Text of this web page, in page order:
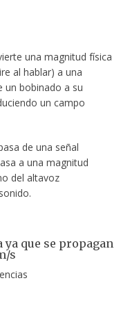
una magnitud física
al hablar) a una
un bobinado a su
un campo
de una señal
a una magnitud
del altavoz
que se propagan
s